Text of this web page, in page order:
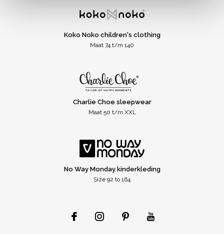
Koko Noko children's clothing
Maat 74 t/m 140
Charlie Choe sleepwear
Maat 50 t/m XXL
No Way Monday kinderkleding
Size 92 to 164